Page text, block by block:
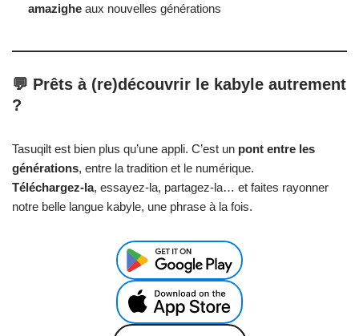
amazighe aux nouvelles générations
💬 Prêts à (re)découvrir le kabyle autrement
?
Tasuqilt est bien plus qu’une appli. C’est un pont entre les
générations, entre la tradition et le numérique.
Téléchargez-la, essayez-la, partagez-la… et faites rayonner
notre belle langue kabyle, une phrase à la fois.